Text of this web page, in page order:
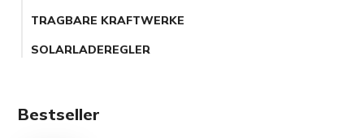
TRAGBARE KRAFTWERKE
SOLARLADEREGLER
Bestseller